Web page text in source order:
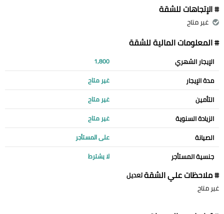
# الإتجاهات للشقة
غير متاح
# المعلومات المالية للشقة
الإيجار الشهري 1,800
مدة الإيجار غير متاح
التأمين غير متاح
الزيادة السنوية غير متاح
الصيانة على المستأجر
جنسية المستأجر لا يشترط
# ملاحظات علي الشقةتعديل
غير متاح